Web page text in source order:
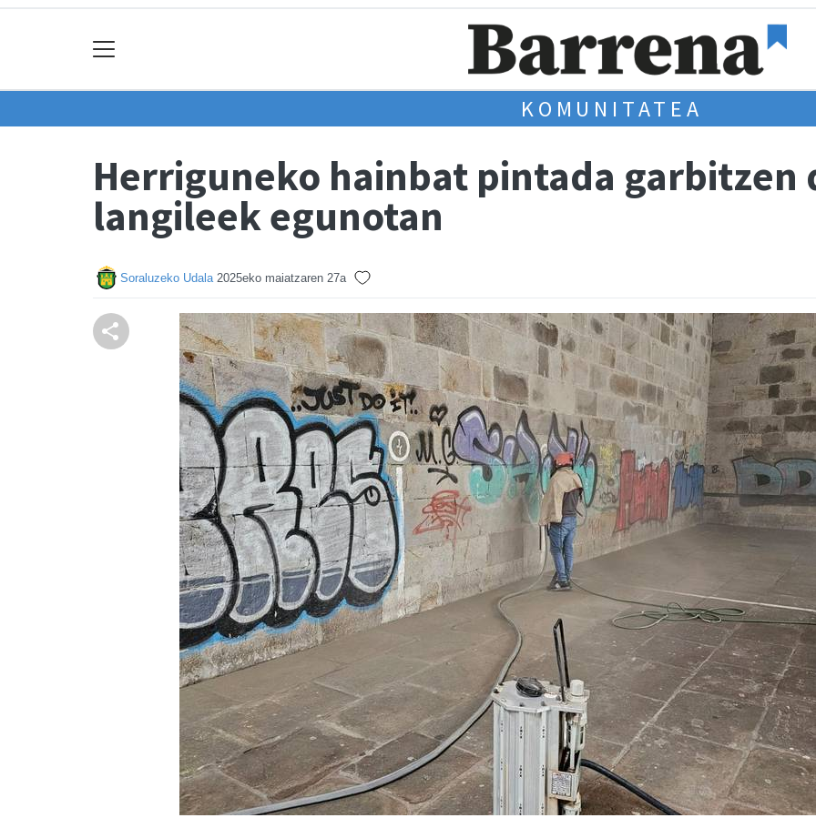
KOMUNITATEA
Herriguneko hainbat pintada garbitzen
langileek egunotan
Soraluzeko Udala 2025eko maiatzaren 27a